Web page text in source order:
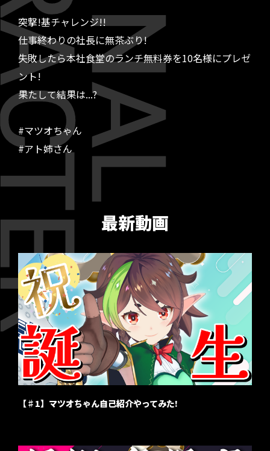
突撃!基チャレンジ!!
仕事終わりの社長に無茶ぶり!
失敗したら本社食堂のランチ無料券を10名様にプレゼ
ント!
果たして結果は...?
#マツオちゃん
#アト姉さん
最新動画
【♯1】マツオちゃん自己紹介やってみた!